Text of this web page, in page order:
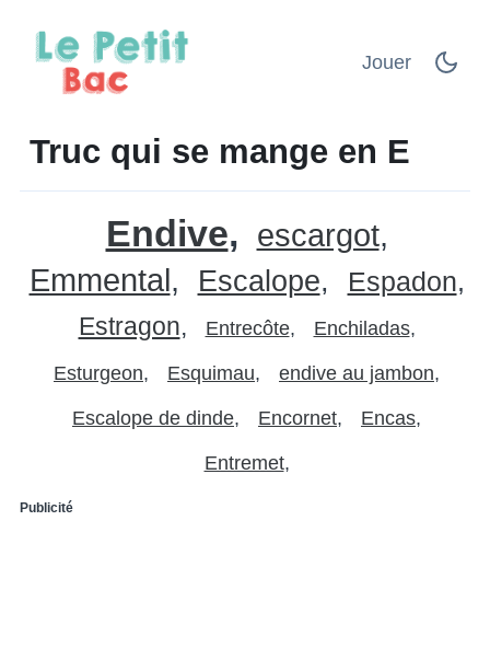
Jouer
Truc qui se mange en E
Endive
escargot
Emmental
Escalope Espadon
Estragon Entrecôte Enchiladas
Esturgeon Esquimau endive au jambon
Escalope de dinde Encornet Encas
Entremet
Publicité